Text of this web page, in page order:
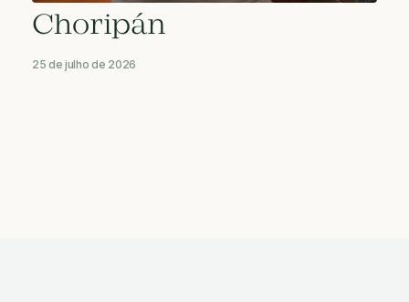
Choripán
25 de julho de 2026